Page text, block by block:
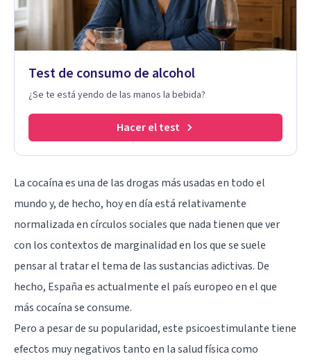
Test de consumo de alcohol
¿Se te está yendo de las manos la bebida?
Hacer el test
La cocaína es una de las drogas más usadas en todo el
mundo y, de hecho, hoy en día está relativamente
normalizada en círculos sociales que nada tienen que ver
con los contextos de marginalidad en los que se suele
pensar al tratar el tema de las sustancias adictivas. De
hecho, España es actualmente el país europeo en el que
más cocaína se consume.
Pero a pesar de su popularidad, este psicoestimulante tiene
efectos muy negativos tanto en la salud física como